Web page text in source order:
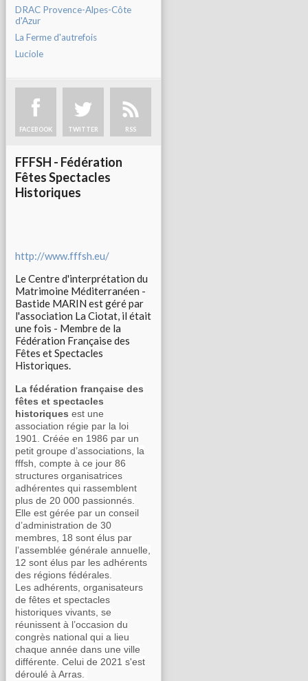
DRAC Provence-Alpes-Côte
d'Azur
La Ferme d'autrefois
Luciole
FACEBOOK TWITTER RSS
FFFSH - Fédération
Fêtes Spectacles
Historiques
http://www.fffsh.eu/
Le Centre d'interprétation du
Matrimoine Méditerranéen -
Bastide MARIN est géré par
l'association La Ciotat, il était
une fois - Membre de la
Fédération Française des
Fêtes et Spectacles
Historiques.
La fédération française des
fêtes et spectacles
historiques est une
association régie par la loi
1901. Créée en 1986 par un
petit groupe d’associations, la
fffsh, compte à ce jour 86
structures organisatrices
adhérentes qui rassemblent
plus de 20 000 passionnés.
Elle est gérée par un conseil
d’administration de 30
membres, 18 sont élus par
l’assemblée générale annuelle,
12 sont élus par les adhérents
des régions fédérales.
Les adhérents, organisateurs
de fêtes et spectacles
historiques vivants, se
réunissent à l’occasion du
congrès national qui a lieu
chaque année dans une ville
différente. Celui de 2021 s'est
déroulé à Arras.